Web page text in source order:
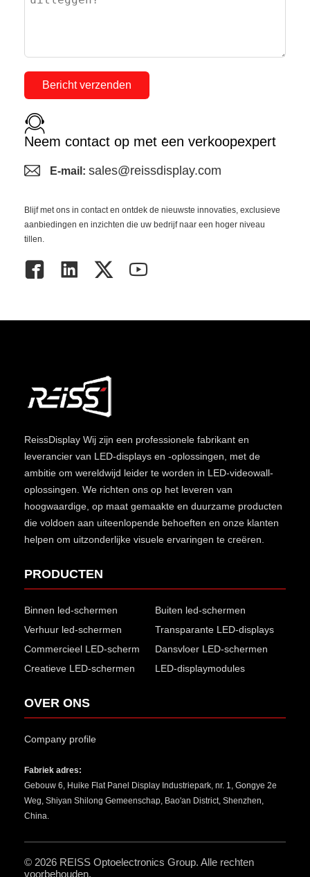
Bericht verzenden
Neem contact op met een verkoopexpert
E-mail: sales@reissdisplay.com
Blijf met ons in contact en ontdek de nieuwste innovaties, exclusieve
aanbiedingen en inzichten die uw bedrijf naar een hoger niveau
tillen.
ReissDisplayWij zijn een professionele fabrikant en
leverancier van LED-displays en -oplossingen, met de
ambitie om wereldwijd leider te worden in LED-videowall-
oplossingen. We richten ons op het leveren van
hoogwaardige, op maat gemaakte en duurzame producten
die voldoen aan uiteenlopende behoeften en onze klanten
helpen om uitzonderlijke visuele ervaringen te creëren.
PRODUCTEN
Binnen led-schermen
Buiten led-schermen
Verhuur led-schermen
Transparante LED-displays
Commercieel LED-scherm
Dansvloer LED-schermen
Creatieve LED-schermen
LED-displaymodules
OVER ONS
Company profile
Fabriek adres:
Gebouw 6, Huike Flat Panel Display Industriepark, nr. 1, Gongye 2e
Weg, Shiyan Shilong Gemeenschap, Bao'an District, Shenzhen,
China.
© 2026 REISS Optoelectronics Group. Alle rechten
voorbehouden.